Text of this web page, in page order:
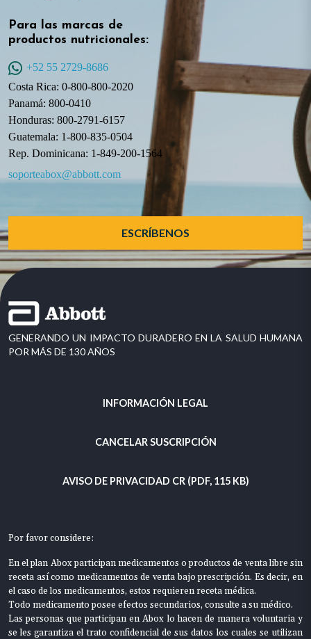
Para las marcas de
productos nutricionales:
+52 55 2729-8686
Costa Rica: 0-800-800-2020
Panamá: 800-0410
Honduras: 800-2791-6157
Guatemala: 1-800-835-0504
Rep. Dominicana: 1-849-200-1564
soporteabox@abbott.com
ESCRÍBENOS
GENERANDO UN IMPACTO DURADERO EN LA SALUD HUMANA
POR MÁS DE 130 AÑOS
INFORMACIÓN LEGAL
CANCELAR SUSCRIPCIÓN
AVISO DE PRIVACIDAD CR (PDF, 115 KB)
Por favor considere:
En el plan Abox participan medicamentos o productos de venta libre sin
receta así como medicamentos de venta bajo prescripción. Es decir, en
el caso de los medicamentos, estos requieren receta médica.
Todo medicamento posee efectos secundarios, consulte a su médico.
Las personas que participan en Abox lo hacen de manera voluntaria y
se les garantiza el trato confidencial de sus datos los cuales se utilizan